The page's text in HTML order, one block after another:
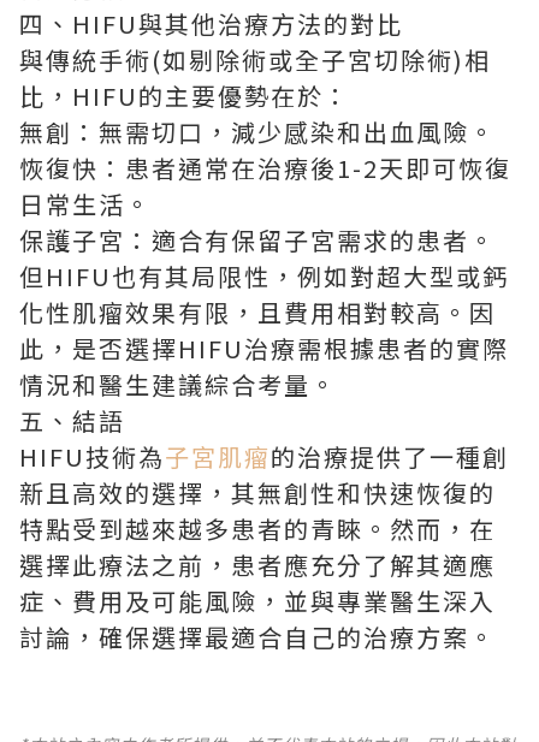
四、HIFU與其他治療方法的對比
與傳統手術(如剔除術或全子宮切除術)相
比，HIFU的主要優勢在於：
無創：無需切口，減少感染和出血風險。
恢復快：患者通常在治療後1-2天即可恢復
日常生活。
保護子宮：適合有保留子宮需求的患者。
但HIFU也有其局限性，例如對超大型或鈣
化性肌瘤效果有限，且費用相對較高。因
此，是否選擇HIFU治療需根據患者的實際
情況和醫生建議綜合考量。
五、結語
HIFU技術為子宮肌瘤的治療提供了一種創
新且高效的選擇，其無創性和快速恢復的
特點受到越來越多患者的青睞。然而，在
選擇此療法之前，患者應充分了解其適應
症、費用及可能風險，並與專業醫生深入
討論，確保選擇最適合自己的治療方案。